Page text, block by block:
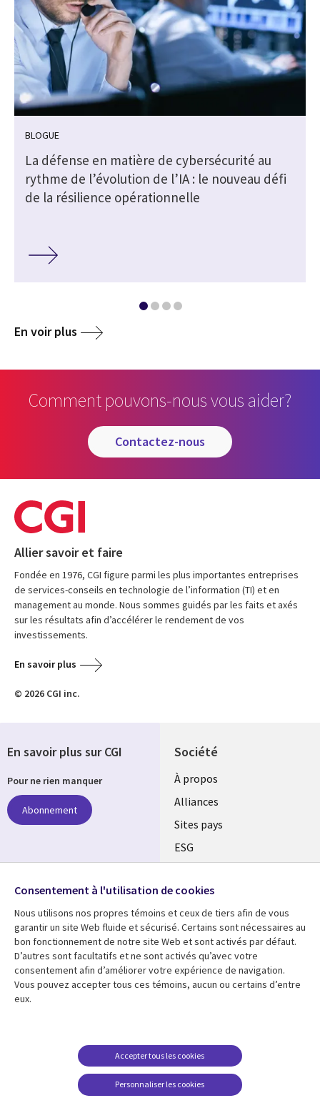
BLOGUE
La défense en matière de cybersécurité au
rythme de l’évolution de l’IA : le nouveau défi
de la résilience opérationnelle
En voir plus
Comment pouvons-nous vous aider?
contactez-nous
Allier savoir et faire
Fondée en 1976, CGI figure parmi les plus importantes entreprises
de services-conseils en technologie de l’information (TI) et en
management au monde. Nous sommes guidés par les faits et axés
sur les résultats afin d’accélérer le rendement de vos
investissements.
En savoir plus
© 2026 CGI inc.
Société
À propos
Alliances
Sites pays
ESG
Fusions
Salle de presse
Ressources
Articles
Études de cas
Baladodiffusions
Support
Restrictions et
conditions juridiques
Carrières FAQ
En savoir plus sur CGI
Pour ne rien manquer
Abonnement
Suivez-nous
Social
Media
Global
FR
Consentement à l'utilisation de cookies
Nous utilisons nos propres témoins et ceux de tiers afin de vous
garantir un site Web fluide et sécurisé. Certains sont nécessaires au
bon fonctionnement de notre site Web et sont activés par défaut.
D’autres sont facultatifs et ne sont activés qu’avec votre
consentement afin d’améliorer votre expérience de navigation.
Vous pouvez accepter tous ces témoins, aucun ou certains d’entre
eux.
Personnaliser les cookies
Accepter tous les cookies